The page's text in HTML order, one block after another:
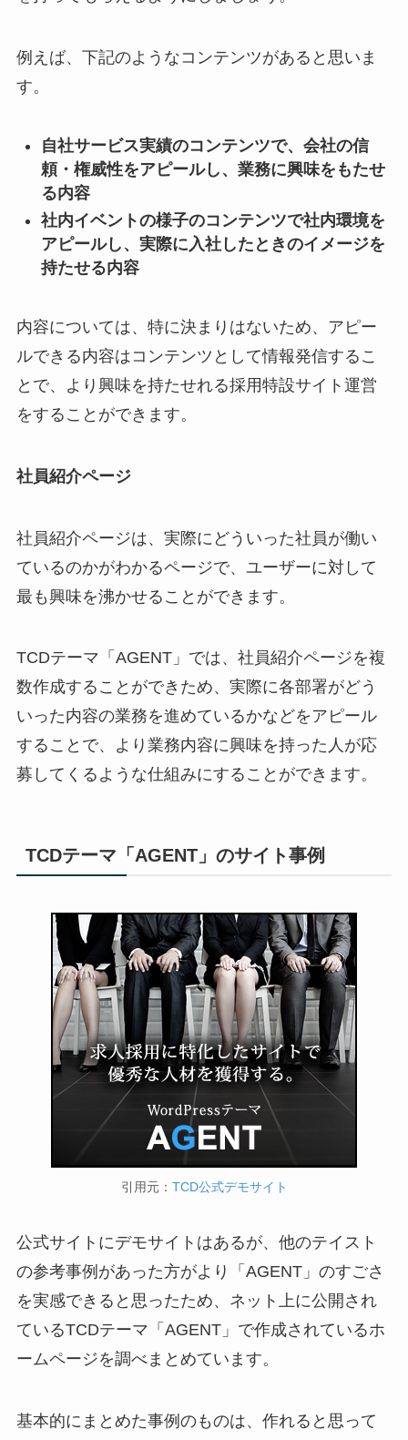
例えば、下記のようなコンテンツがあると思いま
す。
自社サービス実績のコンテンツで、会社の信
頼・権威性をアピールし、業務に興味をもたせ
る内容
社内イベントの様子のコンテンツで社内環境を
アピールし、実際に入社したときのイメージを
持たせる内容
内容については、特に決まりはないため、アピー
ルできる内容はコンテンツとして情報発信するこ
とで、より興味を持たせれる採用特設サイト運営
をすることができます。
社員紹介ページ
社員紹介ページは、実際にどういった社員が働い
ているのかがわかるページで、ユーザーに対して
最も興味を沸かせることができます。
TCDテーマ「AGENT」では、社員紹介ページを複
数作成することができため、実際に各部署がどう
いった内容の業務を進めているかなどをアピール
することで、より業務内容に興味を持った人が応
募してくるような仕組みにすることができます。
TCDテーマ「AGENT」のサイト事例
引用元： TCD公式デモサイト
公式サイトにデモサイトはあるが、他のテイスト
の参考事例があった方がより「AGENT」のすごさ
を実感できると思ったため、ネット上に公開され
ているTCDテーマ「AGENT」で作成されているホ
ームページを調べまとめています。
基本的にまとめた事例のものは、作れると思って